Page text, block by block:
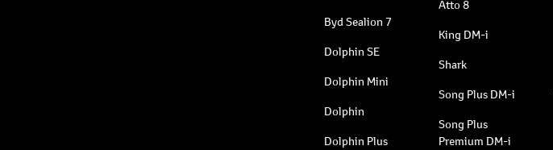
Byd Sealion 7
Dolphin SE
Dolphin Mini
Dolphin
Dolphin Plus
Atto 8
King DM-i
Shark
Song Plus DM-i
Song Plus
Premium DM-i